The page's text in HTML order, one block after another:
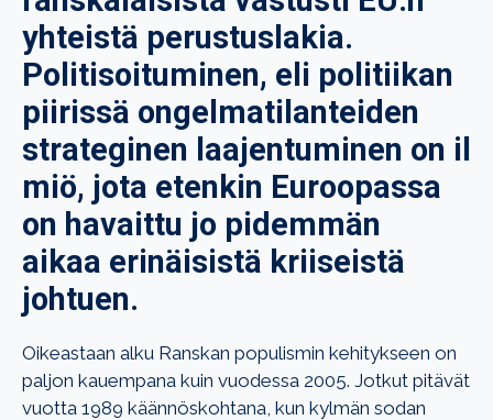
yhteistä perustuslakia.
Politisoituminen, eli politiikan
piirissä ongelmatilanteiden
strateginen laajentuminen on il
miö, jota etenkin Euroopassa
on havaittu jo pidemmän
aikaa erinäisistä kriiseistä
johtuen.
Oikeastaan alku Ranskan populismin kehitykseen on
paljon kauempana kuin vuodessa 2005. Jotkut pitävät
vuotta 1989 käännöskohtana, kun kylmän sodan